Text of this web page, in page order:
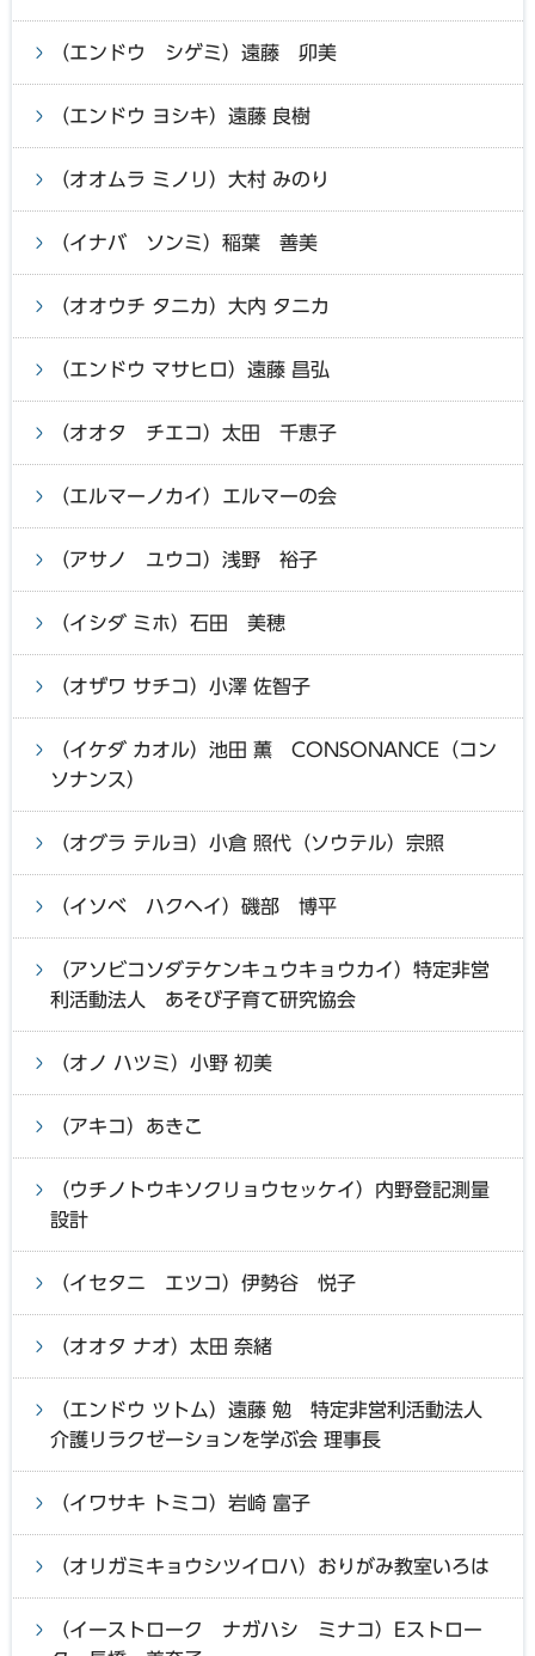
（エンドウ シゲミ）遠藤 卯美
（エンドウ ヨシキ）遠藤 良樹
（オオムラ ミノリ）大村 みのり
（イナバ ソンミ）稲葉 善美
（オオウチ タニカ）大内 タニカ
（エンドウ マサヒロ）遠藤 昌弘
（オオタ チエコ）太田 千恵子
（エルマーノカイ）エルマーの会
（アサノ ユウコ）浅野 裕子
（イシダ ミホ）石田 美穂
（オザワ サチコ）小澤 佐智子
（イケダ カオル）池田 薫 CONSONANCE（コン
ソナンス）
（オグラ テルヨ）小倉 照代（ソウテル）宗照
（イソベ ハクヘイ）磯部 博平
（アソビコソダテケンキュウキョウカイ）特定非営
利活動法人 あそび子育て研究協会
（オノ ハツミ）小野 初美
（アキコ）あきこ
（ウチノトウキソクリョウセッケイ）内野登記測量
設計
（イセタニ エツコ）伊勢谷 悦子
（オオタ ナオ）太田 奈緒
（エンドウ ツトム）遠藤 勉 特定非営利活動法人
介護リラクゼーションを学ぶ会 理事長
（イワサキ トミコ）岩崎 富子
（オリガミキョウシツイロハ）おりがみ教室いろは
（イーストローク ナガハシ ミナコ）Eストロー